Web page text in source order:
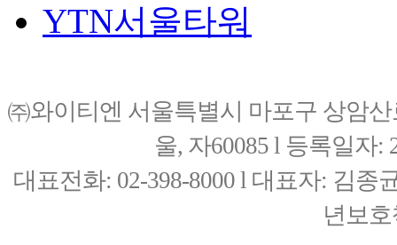
YTN서울타워
㈜와이티엔 서울특별시 마포구 상암
울, 자60085 l 등록일자:
대표전화: 02-398-8000 l 대표자: 김종
년보